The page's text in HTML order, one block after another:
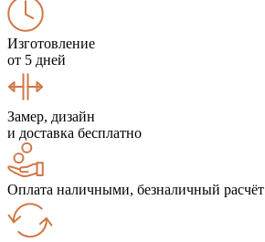
Изготовление
от 5 дней
Замер, дизайн
и доставка бесплатно
Оплата наличными, безналичный расчёт